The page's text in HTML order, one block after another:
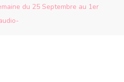
du 25 Septembre au 1er